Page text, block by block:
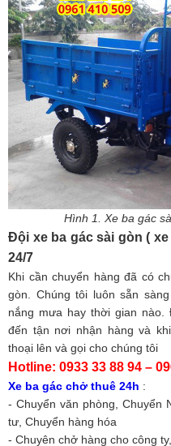
Hình 1. Xe ba gác
Đội xe ba gác sài gòn (
24/7
Khi cần chuyển hàng đã có
gòn. Chúng tôi luôn sẵn
nắng mưa hay thời gian
đến tận nơi nhận hàng và
thoại lên và gọi cho chúng tôi
Hotline: 0933 33 88 94 –
Xe ba gác chở thuê 24h :
- Chuyển văn phòng, Chuyển
tư, Chuyển hàng hóa
- Chuyên chở hàng cho công